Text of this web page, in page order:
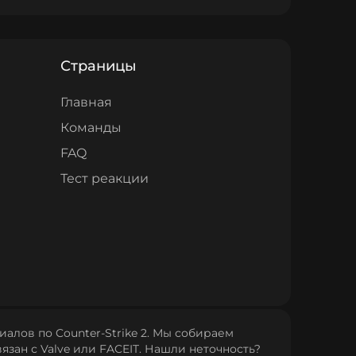
Страницы
Главная
Команды
FAQ
Тест реакции
по Counter‑Strike 2. Мы собираем
с Valve или FACEIT. Нашли неточность?